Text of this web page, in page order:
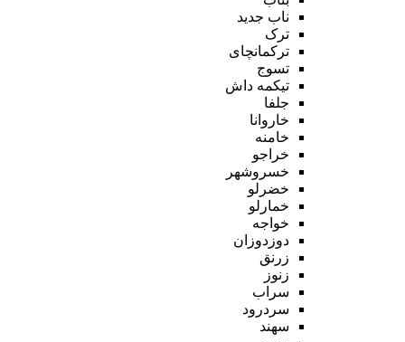
ناب جدید
ترک
ترکمانچای
تسوج
تیکمه داش
جلفا
خاروانا
خامنه
خراجو
خسروشهر
خضرلو
خمارلو
خواجه
دوزدوزان
زرنق
زنوز
سراب
سردرود
سهند